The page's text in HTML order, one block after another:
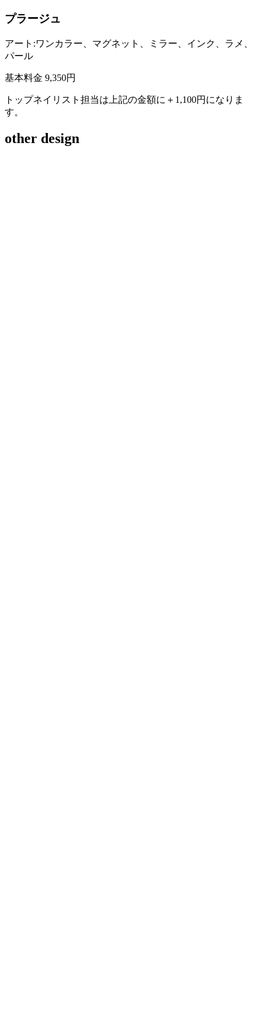
プラージュ
アート:ワンカラー、マグネット、ミラー、インク、ラメ、
パール
基本料金 9,350円
トップネイリスト担当は上記の金額に＋1,100円になりま
す。
other design